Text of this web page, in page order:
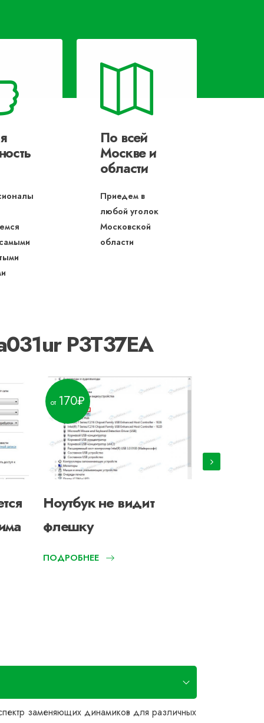
По всей
Москве и
области
Приедем в
любой уголок
Московской
области
P3T37EA
Ноутбук не видит
флешку
170
ПОДРОБНЕЕ
заменяющих динамиков для различных